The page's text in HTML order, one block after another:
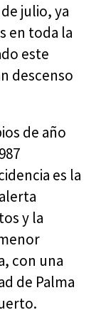
julio, ya
en toda la
este
descenso
de año
es la
y la
con una
de Palma